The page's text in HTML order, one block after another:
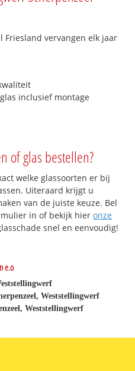
Friesland vervangen elk jaar
inclusief montage
of glas bestellen?
welke glassoorten er bij
Uiteraard krijgt u
van de juiste keuze. Bel
in of bekijk hieronze
snel en eenvoudig!
e.o
Weststellingwerf
Weststellingwerf